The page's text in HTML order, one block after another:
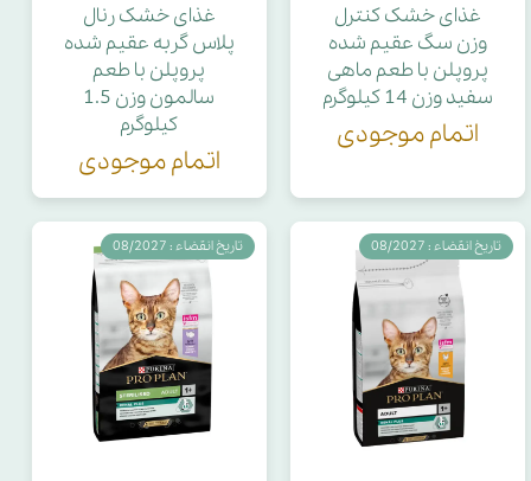
غذای خشک کنترل
وزن سگ عقیم شده
پروپلن با طعم ماهی
سفید وزن 14 کیلوگرم
اتمام موجودی
غذای خشک رنال
پلاس گربه عقیم شده
پروپلن با طعم
سالمون وزن 1.5
کیلوگرم
اتمام موجودی
تاریخ انقضاء : 08/2027 تاریخ انقضاء : 08/2027